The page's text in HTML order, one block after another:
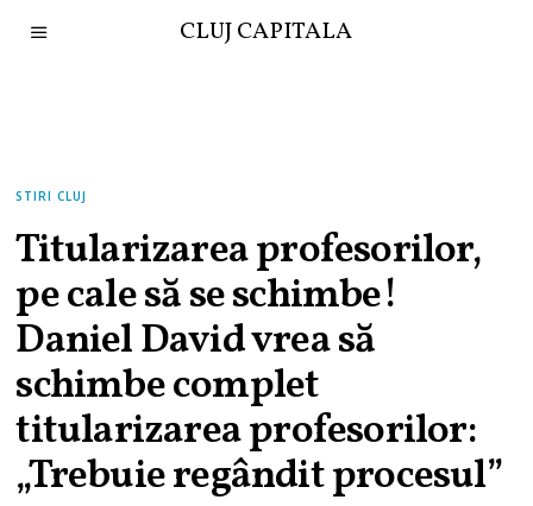
CLUJ CAPITALA
STIRI CLUJ
Titularizarea profesorilor,
pe cale să se schimbe!
Daniel David vrea să
schimbe complet
titularizarea profesorilor:
„Trebuie regândit procesul”